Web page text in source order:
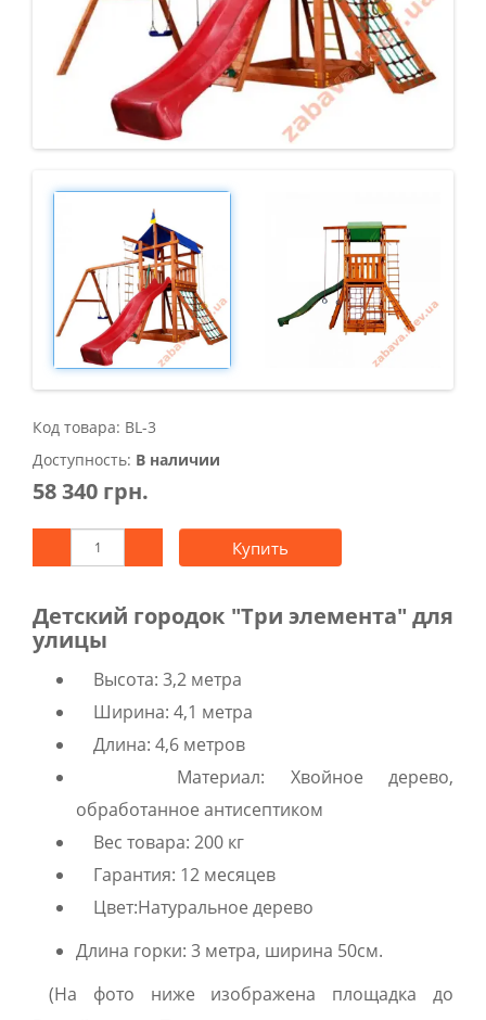
Код товара: BL-3
Доступность: В наличии
58 340 грн.
Купить
Детский городок "Три элемента" для
улицы
Высота: 3,2 метра
Ширина: 4,1 метра
Длина: 4,6 метров
Материал: Хвойное дерево,
обработанное антисептиком
Вес товара: 200 кг
Гарантия: 12 месяцев
Цвет:Натуральное дерево
Длина горки: 3 метра, ширина 50см.
(На фото ниже изображена площадка до